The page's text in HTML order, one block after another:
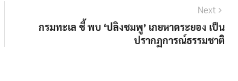
Next
post:
กรมทะเล ชี้ พบ ‘ปลิงชมพู’ เกยหาดระยอง เป็น
ปรากฏการณ์ธรรมชาติ